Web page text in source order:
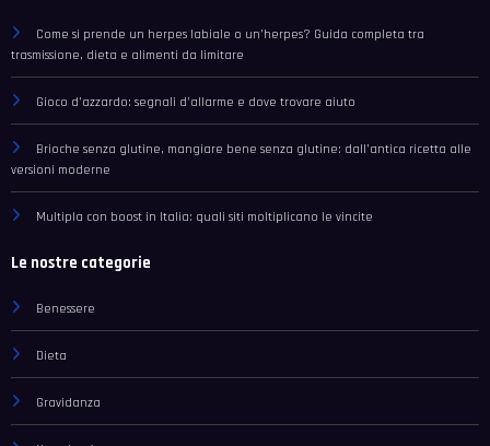
Come si prende un herpes labiale o un’herpes? Guida completa tra
trasmissione, dieta e alimenti da limitare
Gioco d’azzardo: segnali d’allarme e dove trovare aiuto
Brioche senza glutine, mangiare bene senza glutine: dall’antica ricetta alle
versioni moderne
Multipla con boost in Italia: quali siti moltiplicano le vincite
Le nostre categorie
Benessere
Dieta
Gravidanza